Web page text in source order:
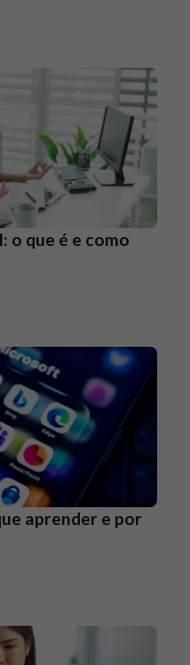
o que é e como
aprender e por